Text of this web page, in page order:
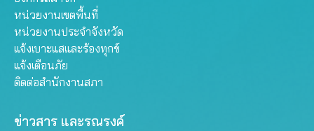
หน่วยงานเขตพื้นที่
หน่วยงานประจำจังหวัด
แจ้งเบาะแสและร้องทุกข์
แจ้งเตือนภัย
ติดต่อสำนักงานสภา
ข่าวสาร และรณรงค์